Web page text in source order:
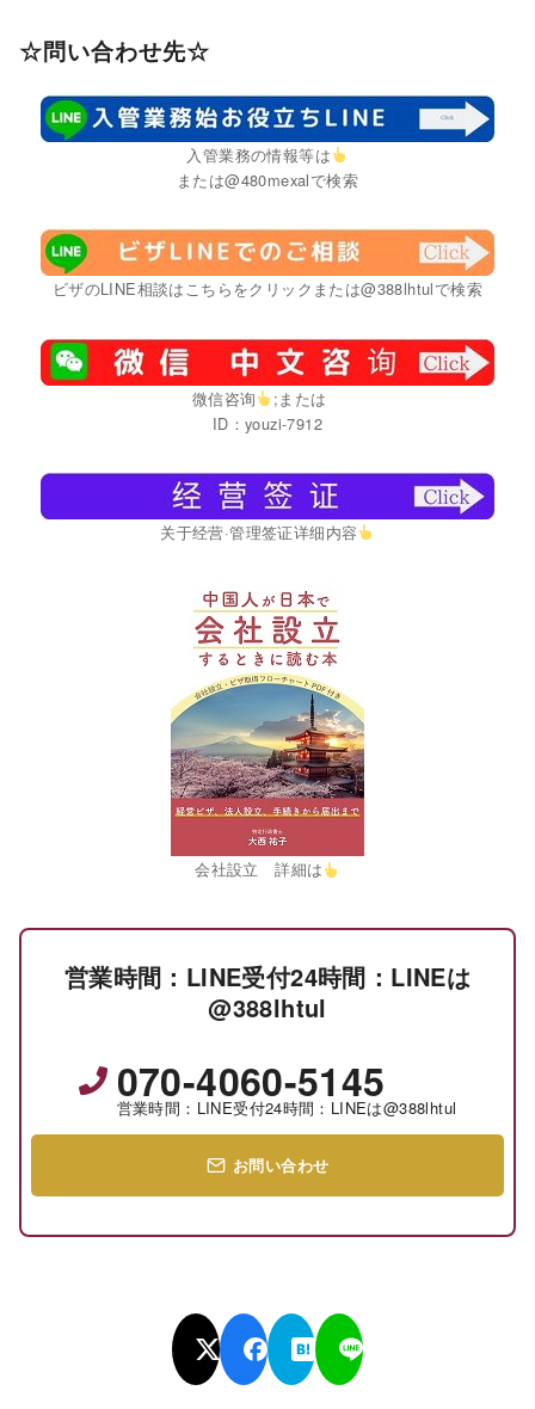
☆問い合わせ先☆
入管業務の情報等は
または@480mexalで検索
ビザのLINE相談はこちらをクリックまたは@388lhtulで検索
微信咨询
;または
ID：youzi-7912
关于经营·管理签证详细内容
会社設立 詳細は
営業時間：LINE受付24時間：LINEは
@388lhtul
070-4060-5145
営業時間：LINE受付24時間：LINEは@388lhtul
お問い合わせ